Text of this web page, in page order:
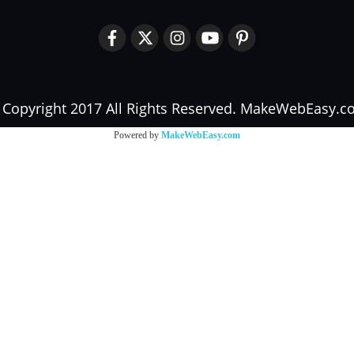
Copyright 2017 All Rights Reserved.
Powered by MakeWebEasy.com